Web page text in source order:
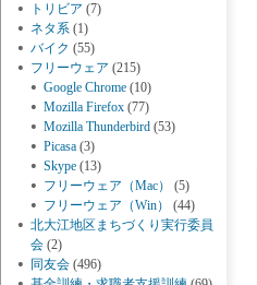
トリビア (7)
ネタ系 (1)
バイク (55)
フリーウェア (215)
Google Chrome (10)
Mozilla Firefox (77)
Mozilla Thunderbird (53)
Picasa (3)
Skype (13)
フリーウェア（Mac）
(5)
フリーウェア（Win）
(44)
北大江地区まちづくり実行委員
会 (2)
同友会 (496)